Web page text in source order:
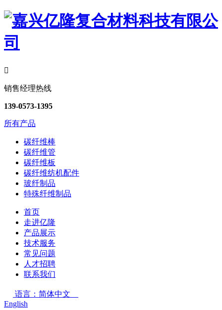

销售经理热线
139-0573-1395
所有产品
碳纤维棒
碳纤维管
碳纤维板
碳纤维纺机配件
玻纤制品
特殊纤维制品
首页
走进亿隆
产品展示
技术服务
常见问题
人才招聘
联系我们
语言：简体中文
English